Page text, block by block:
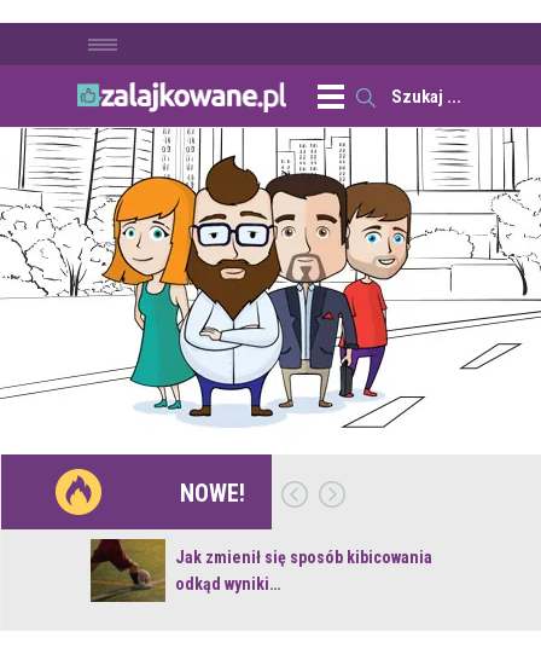
NOWE!
Jak zmienił się sposób kibicowania
odkąd wyniki…